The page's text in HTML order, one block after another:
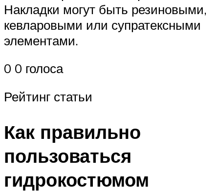
Накладки могут быть резиновыми,
кевларовыми или супратексными
элементами.
0 0 голоса
Рейтинг статьи
Как правильно
пользоваться
гидрокостюмом